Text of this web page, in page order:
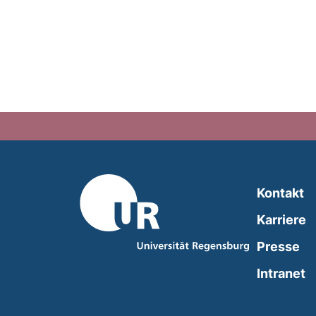
Kontakt
Karriere
Presse
Intranet